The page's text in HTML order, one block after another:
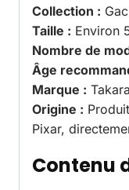
Collection :
Taille : Environ
Nombre de
Âge
Marque :
Origine :
Pixar,
Contenu